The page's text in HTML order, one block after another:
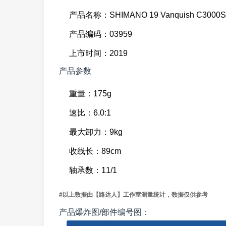
产品名称：SHIMANO 19 Vanquish
产品编码：03959
上市时间：2019
产品参数
重量：175g
速比：6.0:1
最大卸力：9kg
收线长：89cm
轴承数：11/1
#以上数据由【路达人】工作室测量统计，数据仅供参考
产品爆炸图/部件编号图：